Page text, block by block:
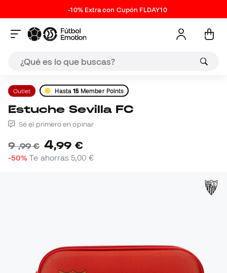
-10% Extra con Cupón FLDAY10
Outlet Hasta 15 Member Points
Estuche Sevilla FC
Sé el primero en opinar
9,99 € 4,99 €
-50% Te ahorras5,00 €